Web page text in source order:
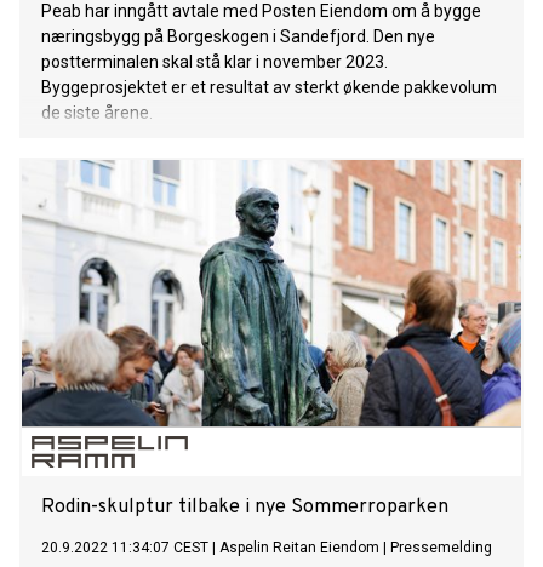
Peab har inngått avtale med Posten Eiendom om å bygge
næringsbygg på Borgeskogen i Sandefjord. Den nye
postterminalen skal stå klar i november 2023.
Byggeprosjektet er et resultat av sterkt økende pakkevolum
de siste årene.
Rodin-skulptur tilbake i nye Sommerroparken
20.9.2022 11:34:07 CEST Aspelin Reitan Eiendom Pressemelding